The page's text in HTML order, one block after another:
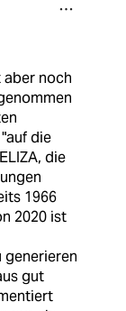
aber noch
die
die
1966
2020 ist
generieren
gut